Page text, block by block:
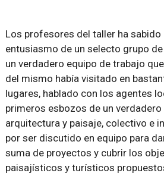
Los profesores del taller ha sabido
entusiasmo de un selecto grupo
un verdadero equipo de trabajo
del mismo había visitado en
lugares, hablado con los agentes
primeros esbozos de un
arquitectura y paisaje, colectivo e
por ser discutido en equipo para
suma de proyectos y cubrir los
paisajísticos y turísticos